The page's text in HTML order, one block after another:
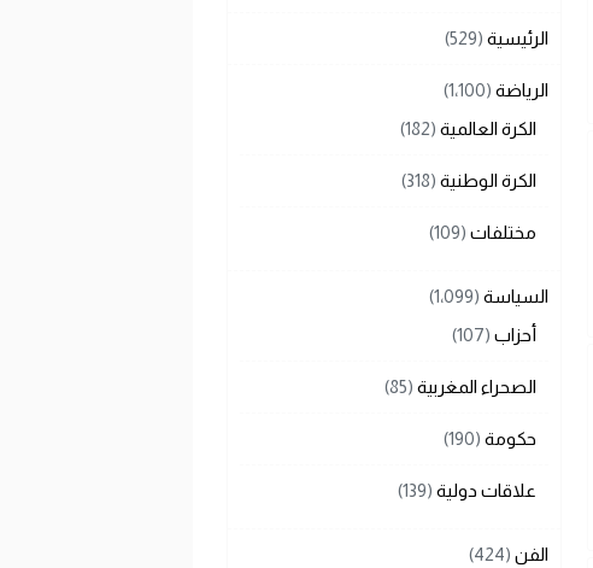
الرئيسية (529)
الرياضة (1٬100)
الكرة العالمية (182)
الكرة الوطنية (318)
مختلفات (109)
السياسة (1٬099)
أحزاب (107)
الصحراء المغربية (85)
حكومة (190)
علاقات دولية (139)
الفن (424)